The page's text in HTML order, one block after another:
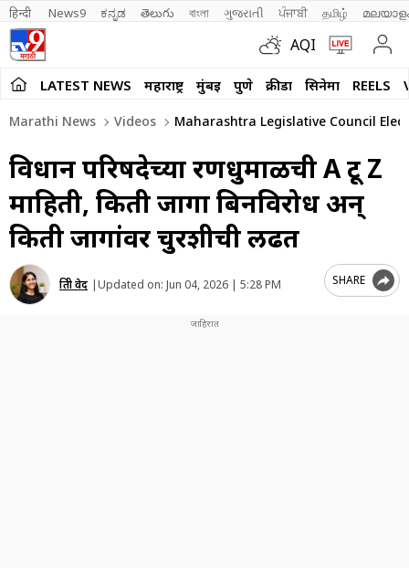
हिन्दी News9 ಕನ್ನಡ తెలుగు বাংলা ગુજરાતી ਪੰਜਾਬੀ தமிழ்
AQI
LATEST NEWS महाराष्ट्र मुंबई पुणे क्रीडा सिनेमा REELS
Marathi News Videos Maharashtra Legislative Council
विधान परिषदेच्या रणधुमाळीची A टू Z
माहिती, किती जागा बिनविरोध अन्
किती जागांवर चुरशीची लढत
प्रिती वेद |Updated on: Jun 04, 2026 | 5:28 PM SHARE